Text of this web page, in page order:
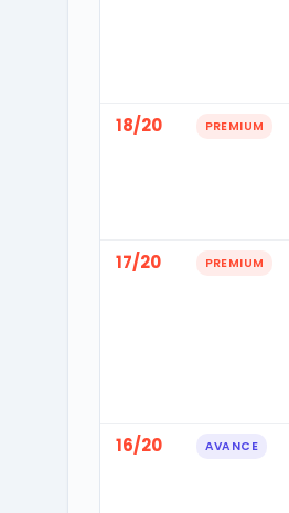
18/20 PREMIUM
17/20 PREMIUM
16/20 AVANCE